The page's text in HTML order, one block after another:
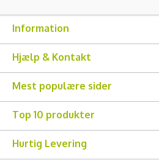
Information
Hjælp & Kontakt
Mest populære sider
Top 10 produkter
Hurtig Levering